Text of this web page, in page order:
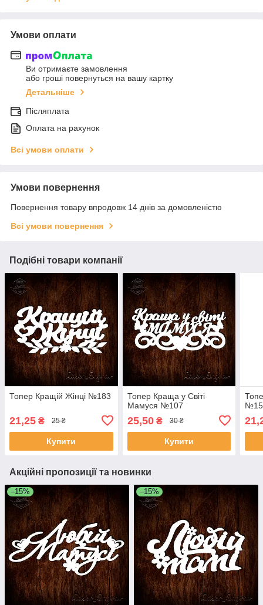
Умови оплати
Ви отримаєте замовлення
або гроші повернуться на вашу картку
Детальніше
Післяплата
Оплата на рахунок
Всі умови оплати
Умови повернення
Повернення товару впродовж 14 днів за домовленістю
Всі умови повернення
Подібні товари компанії
Топер Кращій Жінці №183
21,25 ₴ 25 ₴
Купити
Топер Краща у Світі
Мамуся №107
25,50₴ 30 ₴
Купити
Акційні пропозиції та новинки
–15% –15%